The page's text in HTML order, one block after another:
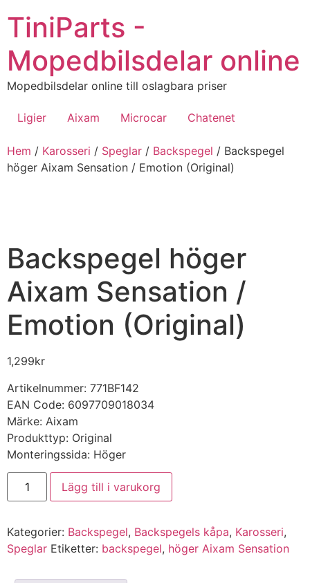
till
innehåll
TiniParts -
Mopedbilsdelar online
Mopedbilsdelar online till oslagbara priser
Ligier Aixam Microcar Chatenet
Hem / Karosseri / Speglar / Backspegel / Backspegel
höger Aixam Sensation / Emotion (Original)
Backspegel höger
Aixam Sensation /
Emotion (Original)
1,299kr
Artikelnummer: 771BF142
EAN Code: 6097709018034
Märke: Aixam
Produkttyp: Original
Monteringssida: Höger
Backspegel
höger
Aixam
Emotion
(Original)
mängd
Lägg till i varukorg
Kategorier: Backspegel, Backspegels kåpa, Karosseri,
Speglar Etiketter: backspegel, höger Aixam Sensation